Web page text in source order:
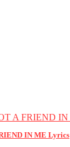
IN ME Lyrics